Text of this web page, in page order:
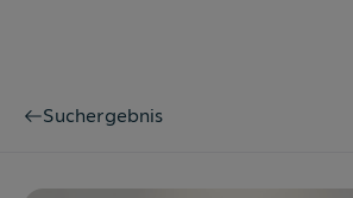
Suchergebnis